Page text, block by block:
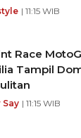
| 11:15 WIB
Race
Tampil
Say | 11:15 WIB